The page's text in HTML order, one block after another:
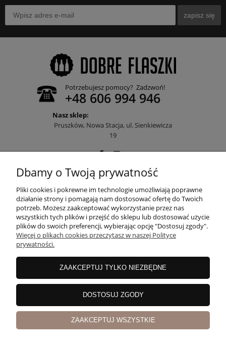
zapisz się
Potrzebujesz pomocy? Zadzwoń!
+48 606 994 946
Nasz sklep:
Pruszków, Nowa Stacja, ul. Sienkiewicza
19
POMOC
MOJE KONTO
PŁATNOŚCI I DOSTAWA
INFORMACJE
O NAS
Dbamy o Twoją prywatność
Pliki cookies i pokrewne im technologie umożliwiają poprawne
działanie strony i pomagają nam dostosować ofertę do Twoich
potrzeb. Możesz zaakceptować wykorzystanie przez nas
wszystkich tych plików i przejść do sklepu lub dostosować użycie
plików do swoich preferencji, wybierając opcję "Dostosuj zgody".
Więcej o plikach cookies przeczytasz w naszej Polityce
prywatności.
ZAAKCEPTUJ TYLKO NIEZBĘDNE
DOSTOSUJ ZGODY
ZAAKCEPTUJ WSZYSTKIE